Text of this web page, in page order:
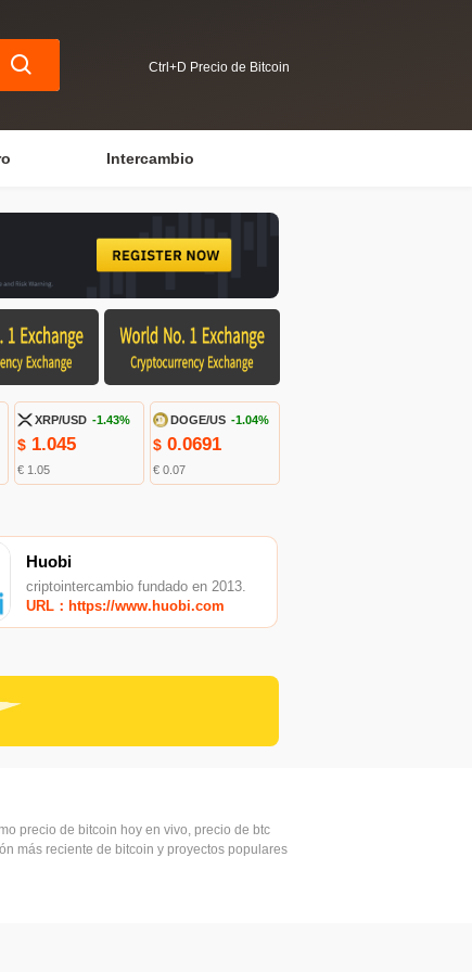
Ctrl+D Precio de Bitcoin
Intercambio
XRP/USD -1.43%
$ 1.045
€ 1.05
DOGE/US -1.04%
$ 0.0691
€ 0.07
Huobi
criptointercambio fundado en 2013.
URL：https://www.huobi.com
precio de bitcoin hoy en vivo, precio de btc
más reciente de bitcoin y proyectos populares